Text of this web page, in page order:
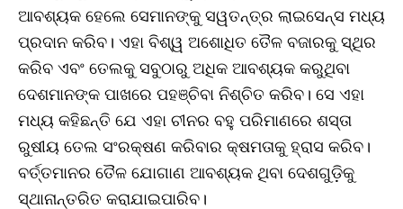
ଆବଶ୍ୟକ ହେଲେ ସେମାନଙ୍କୁ ସୱତନ୍ତ୍ର ଲାଇସେନ୍ସ ମଧ୍ୟ
ପ୍ରଦାନ କରିବ। ଏହା ବିଶ୍ୱ ଅଶୋଧିତ ତୈଳ ବଜାରକୁ ସ୍ଥିର
କରିବ ଏବଂ ତେଲକୁ ସବୁଠାରୁ ଅଧିକ ଆବଶ୍ୟକ କରୁଥିବା
ଦେଶମାନଙ୍କ ପାଖରେ ପହଞ୍ଚିବା ନିଶ୍ଚିତ କରିବ। ସେ ଏହା
ମଧ୍ୟ କହିଛନ୍ତି ଯେ ଏହା ଚୀନର ବହୁ ପରିମାଣରେ ଶସ୍ତା
ରୁଷୀୟ ତେଲ ସଂରକ୍ଷଣ କରିବାର କ୍ଷମତାକୁ ହ୍ରାସ କରିବ।
ବର୍ତ୍ତମାନର ତୈଳ ଯୋଗାଣ ଆବଶ୍ୟକ ଥିବା ଦେଶଗୁଡ଼ିକୁ
ସ୍ଥାନାନ୍ତରିତ କରାଯାଇପାରିବ।